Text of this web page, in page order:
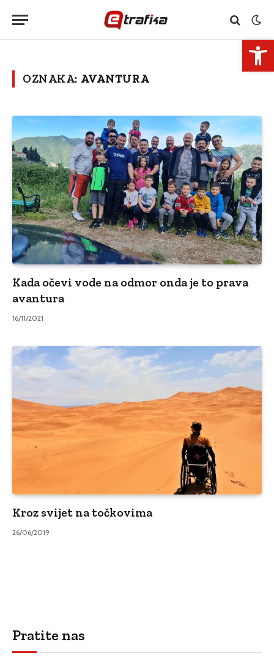
OZNAKA: AVANTURA
Kada očevi vode na odmor onda je to prava
avantura
16/11/2021
Kroz svijet na točkovima
26/06/2019
Pratite nas